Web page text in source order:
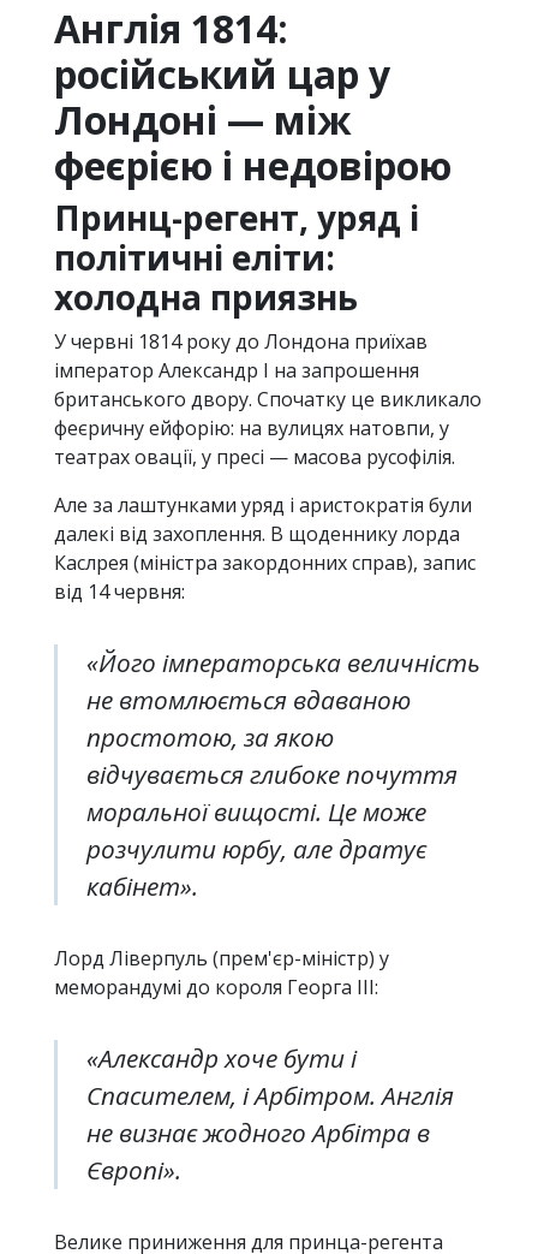
Англія 1814:
російський цар у
Лондоні — між
феєрією і недовірою
Принц-регент, уряд і
політичні еліти:
холодна приязнь
У червні 1814 року до Лондона приїхав
імператор Александр I на запрошення
британського двору. Спочатку це викликало
феєричну ейфорію: на вулицях натовпи, у
театрах овації, у пресі — масова русофілія.
Але за лаштунками уряд і аристократія були
далекі від захоплення. В щоденнику лорда
Каслрея (міністра закордонних справ), запис
від 14 червня:
«Його імператорська величність
не втомлюється вдаваною
простотою, за якою
відчувається глибоке почуття
моральної вищості. Це може
розчулити юрбу, але дратує
кабінет».
Лорд Ліверпуль (прем'єр-міністр) у
меморандумі до короля Георга III:
«Александр хоче бути і
Спасителем, і Арбітром. Англія
не визнає жодного Арбітра в
Європі».
Велике приниження для принца-регента